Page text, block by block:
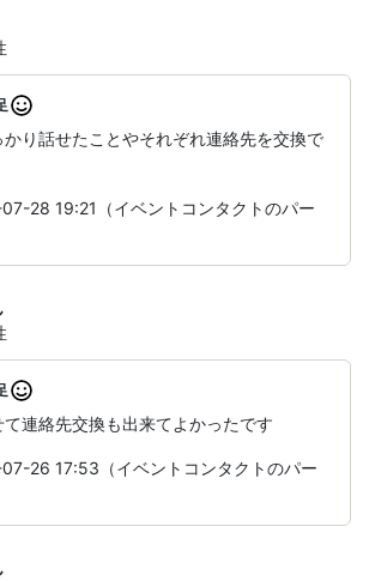
り話せたことやそれぞれ連絡先を交換で
28 19:21（イベントコンタクトのパー
連絡先交換も出来てよかったです
26 17:53（イベントコンタクトのパー